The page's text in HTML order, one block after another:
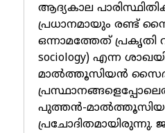
ആദ്യകാല
പ്രധാനമായും രണ്ട്
ഒന്നാമത്തേത് പ്രകൃതി
sociology) എന്ന
മാൽത്തൂസിയൻ
പുത്തൻ-
പ്രചോദിതമായിരുന്നു.